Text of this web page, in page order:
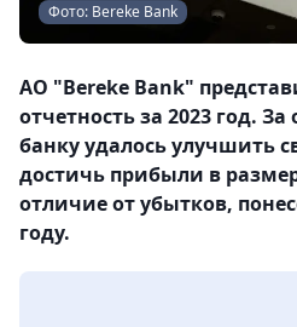
Фото: Bereke Bank
АО "Bereke Bank"
отчетность за 2023 год.
банку удалось улучшить
достичь прибыли в
отличие от убытков,
году.